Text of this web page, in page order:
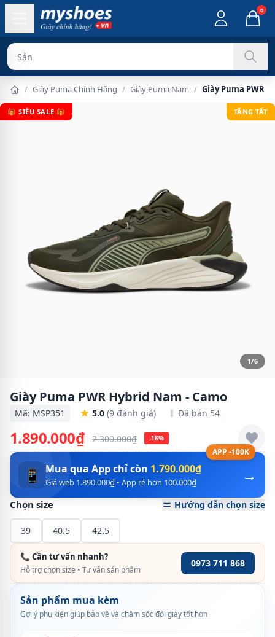
0
Sản phẩm chính
/ Giày Puma Chính Hãng / Giày Puma Nam / Giày Puma PWR
🎁 SIÊU SALE 🎁 TẶNG TẤT
1/6
Giày Puma PWR Hybrid Nam - Camo
Mã: MSP351 5.0 (9 đánh giá) Đã bán 54
1.890.000₫ 2.300.000₫ -18%
APP -100K
→
📱 Mua qua App chỉ còn 1.790.000₫
Giá web 1.890.000₫ • App rẻ hơn 100.000₫
Chọn size Hướng dẫn chọn size
39 40.5 42.5
📞 Cần tư vấn nhanh?
Hỗ trợ chọn size • Tư vấn sản phẩm
0973 711 868
Sản phẩm mua kèm
Gợi ý phụ kiện giúp bảo vệ và chăm sóc đôi giày tốt hơn